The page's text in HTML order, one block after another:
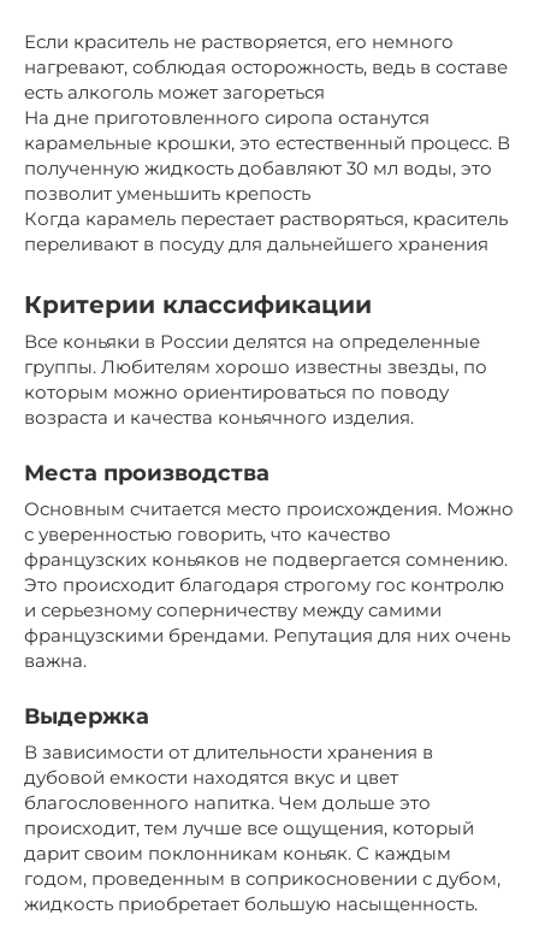
Если краситель не растворяется, его немного
нагревают, соблюдая осторожность, ведь в составе
есть алкоголь может загореться
На дне приготовленного сиропа останутся
карамельные крошки, это естественный процесс. В
полученную жидкость добавляют 30 мл воды, это
позволит уменьшить крепость
Когда карамель перестает растворяться, краситель
переливают в посуду для дальнейшего хранения
Критерии классификации
Все коньяки в России делятся на определенные
группы. Любителям хорошо известны звезды, по
которым можно ориентироваться по поводу
возраста и качества коньячного изделия.
Места производства
Основным считается место происхождения. Можно
с уверенностью говорить, что качество
французских коньяков не подвергается сомнению.
Это происходит благодаря строгому гос контролю
и серьезному соперничеству между самими
французскими брендами. Репутация для них очень
важна.
Выдержка
В зависимости от длительности хранения в
дубовой емкости находятся вкус и цвет
благословенного напитка. Чем дольше это
происходит, тем лучше все ощущения, который
дарит своим поклонникам коньяк. С каждым
годом, проведенным в соприкосновении с дубом,
жидкость приобретает большую насыщенность.